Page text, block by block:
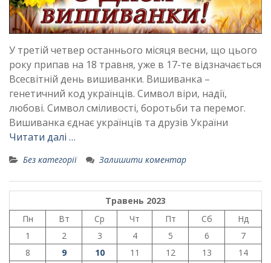
У третій четвер останнього місяця весни, що цього
року припав на 18 травня, уже в 17-те відзначається
Всесвітній день вишиванки. Вишиванка –
генетичний код українців. Символ віри, надії,
любові. Символ сміливості, боротьби та перемог.
Вишиванка єднає українців та друзів України
Читати далі …
Без категорії Залишити коментар
Травень 2023
Пн
Вт Ср Чт Пт Сб
Нд
1
2 3 4 5 6
7
8
9 10 11 12 13
14